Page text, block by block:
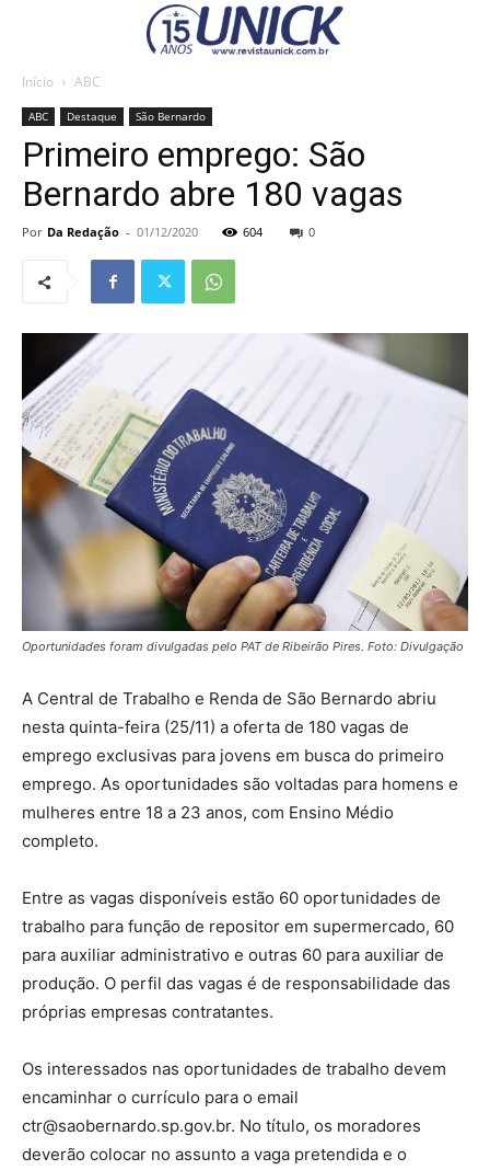
Início ABC
ABC Destaque São Bernardo
Primeiro emprego: São
Bernardo abre 180 vagas
Por Da Redação - 01/12/2020 604 0
Oportunidades foram divulgadas pelo PAT de Ribeirão Pires. Foto: Divulgação
A Central de Trabalho e Renda de São Bernardo abriu
nesta quinta-feira (25/11) a oferta de 180 vagas de
emprego exclusivas para jovens em busca do primeiro
emprego. As oportunidades são voltadas para homens e
mulheres entre 18 a 23 anos, com Ensino Médio
completo.
Entre as vagas disponíveis estão 60 oportunidades de
trabalho para função de repositor em supermercado, 60
para auxiliar administrativo e outras 60 para auxiliar de
produção. O perfil das vagas é de responsabilidade das
próprias empresas contratantes.
Os interessados nas oportunidades de trabalho devem
encaminhar o currículo para o email
ctr@saobernardo.sp.gov.br. No título, os moradores
deverão colocar no assunto a vaga pretendida e o